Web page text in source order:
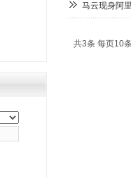
马云现身阿
共3条 每页10